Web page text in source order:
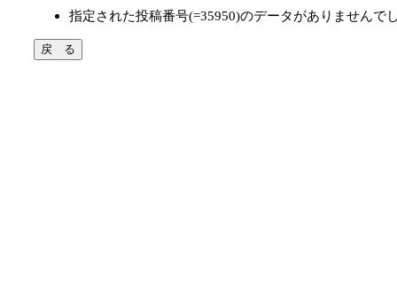
指定された投稿番号(=35950)のデータがありませんで